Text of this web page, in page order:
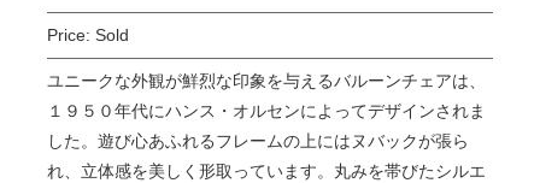
Price: Sold
ユニークな外観が鮮烈な印象を与えるバルーンチェアは、
１９５０年代にハンス・オルセンによってデザインされま
した。遊び心あふれるフレームの上にはヌバックが張ら
れ、立体感を美しく形取っています。丸みを帯びたシルエ